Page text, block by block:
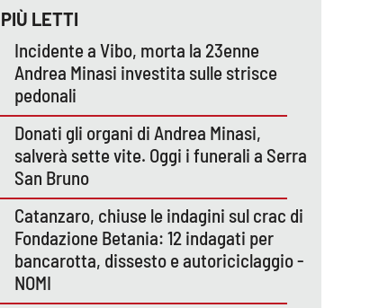
PIÙ LETTI
Incidente a Vibo, morta la 23enne
Andrea Minasi investita sulle strisce
pedonali
Donati gli organi di Andrea Minasi,
salverà sette vite. Oggi i funerali a Serra
San Bruno
Catanzaro, chiuse le indagini sul crac di
Fondazione Betania: 12 indagati per
bancarotta, dissesto e autoriciclaggio -
NOMI